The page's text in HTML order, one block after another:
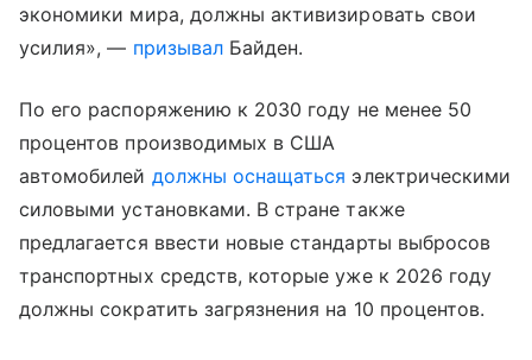
экономики мира, должны активизировать свои
усилия», — призывалБайден.
По его распоряжению к 2030 году не менее 50
процентов производимых в США
автомобилей должны оснащаться электрическими
силовыми установками. В стране также
предлагается ввести новые стандарты выбросов
транспортных средств, которые уже к 2026 году
должны сократить загрязнения на 10 процентов.